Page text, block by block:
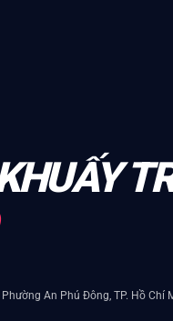
An Phú Đông, TP. Hồ Chí